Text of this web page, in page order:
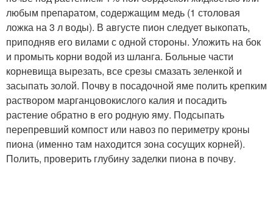
любым препаратом, содержащим медь (1 столовая
ложка на 3 л воды). В августе пион следует выкопать,
приподняв его вилами с одной стороны. Уложить на бок
и промыть корни водой из шланга. Больные части
корневища вырезать, все срезы смазать зеленкой и
засыпать золой. Почву в посадочной яме полить крепким
раствором марганцовокислого калия и посадить
растение обратно в его родную яму. Подсыпать
перепревший компост или навоз по периметру кроны
пиона (именно там находится зона сосущих корней).
Полить, проверить глубину заделки пиона в почву.